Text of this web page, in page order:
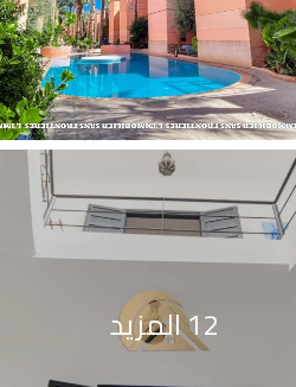
12 المزيد